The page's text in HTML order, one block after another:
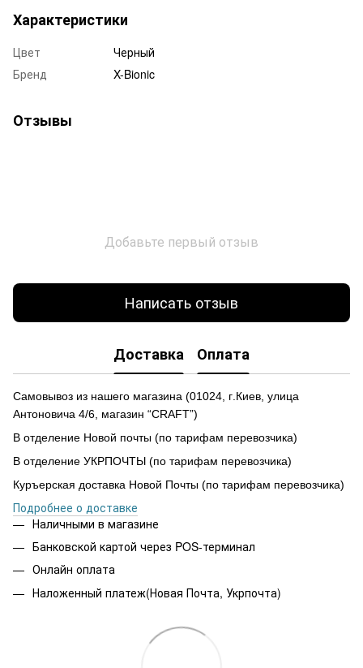
Характеристики
Цвет
Черный
Бренд
X-Bionic
Отзывы
Добавьте первый отзыв
Написать отзыв
Доставка Оплата
Самовывоз из нашего магазина (01024, г .Киев, улица
Антоновича 4/6, магазин “CRAFT”)
В отделение Новой почты (по тарифам перевозчика)
В отделение УКРПОЧТЫ (по тарифам перевозчика)
Куръерская доставка Новой Почты (по тарифам перевозчика)
Подробнее о доставке
Наличными в магазине
Банковской картой через POS-терминал
Онлайн оплата
Наложенный платеж(Новая Почта, Укрпочта)